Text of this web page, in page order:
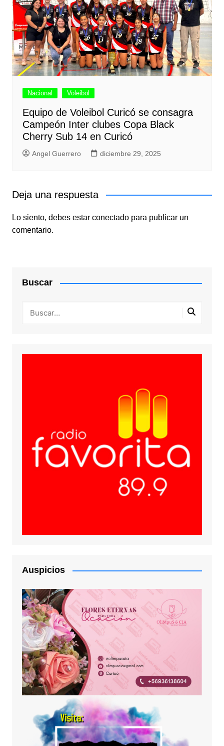
Nacional Voleibol
Equipo de Voleibol Curicó se consagra
Campeón Inter clubes Copa Black
Cherry Sub 14 en Curicó
Angel Guerrero diciembre 29, 2025
Deja una respuesta
Lo siento, debes estar conectadopara publicar un
comentario.
Buscar
Auspicios